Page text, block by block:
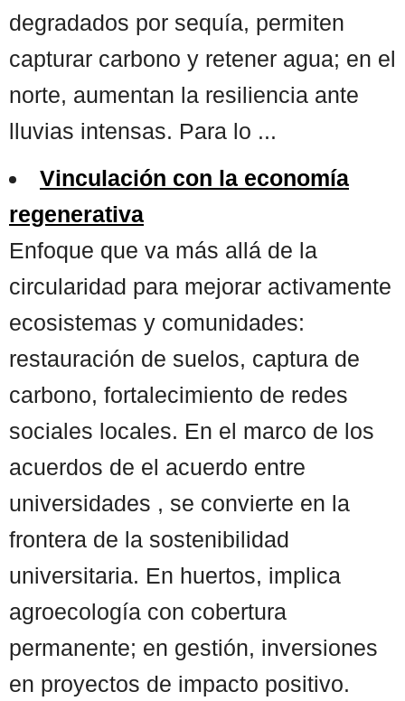
degradados por sequía, permiten
capturar carbono y retener agua; en el
norte, aumentan la resiliencia ante
lluvias intensas. Para lo ...
Vinculación con la economía
regenerativa
Enfoque que va más allá de la
circularidad para mejorar activamente
ecosistemas y comunidades:
restauración de suelos, captura de
carbono, fortalecimiento de redes
sociales locales. En el marco de los
acuerdos de el acuerdo entre
universidades , se convierte en la
frontera de la sostenibilidad
universitaria. En huertos, implica
agroecología con cobertura
permanente; en gestión, inversiones
en proyectos de impacto positivo.